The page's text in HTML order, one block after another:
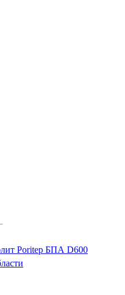
Poritep БПА D600